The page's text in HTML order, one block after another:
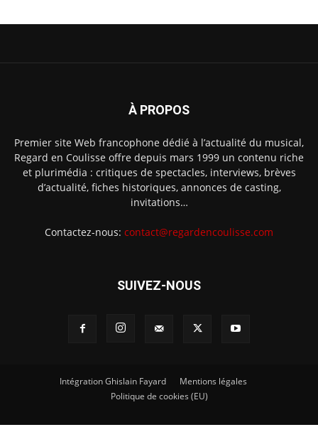
À PROPOS
Premier site Web francophone dédié à l’actualité du musical,
Regard en Coulisse offre depuis mars 1999 un contenu riche
et plurimédia : critiques de spectacles, interviews, brèves
d’actualité, fiches historiques, annonces de casting,
invitations…
Contactez-nous: contact@regardencoulisse.com
SUIVEZ-NOUS
Intégration Ghislain Fayard
Mentions légales
Politique de cookies (EU)